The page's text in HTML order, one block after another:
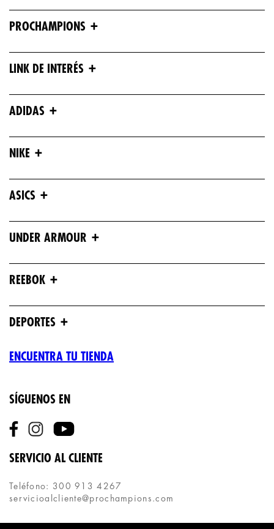
PROCHAMPIONS +
LINK DE INTERÉS +
ADIDAS +
NIKE +
ASICS +
UNDER ARMOUR +
REEBOK +
DEPORTES +
ENCUENTRA TU TIENDA
SÍGUENOS EN
SERVICIO AL CLIENTE
Teléfono: 300 913 4267
servicioalcliente@prochampions.com